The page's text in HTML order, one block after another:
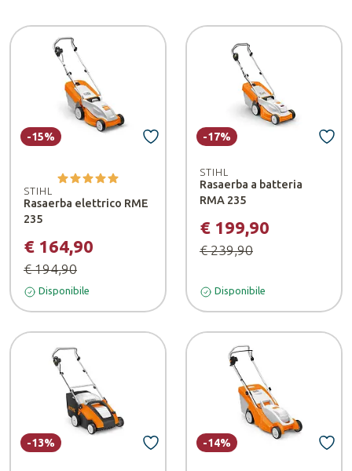
STIHL
Rasaerba elettrico RME
235
€ 164,90
€ 194,90
-15%
Disponibile
STIHL
Rasaerba a batteria
RMA 235
€ 199,90
€ 239,90
-17%
Disponibile
-13% -14%